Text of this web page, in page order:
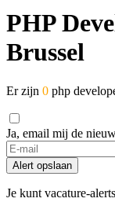
PHP
Brussel
Er zijn 0 php
Ja, email mij de
Alert opslaan
Je kunt vacature-